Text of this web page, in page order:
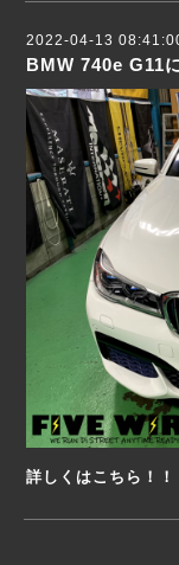
2022-04-13
BMW 740e G11
詳しくはこちら！！